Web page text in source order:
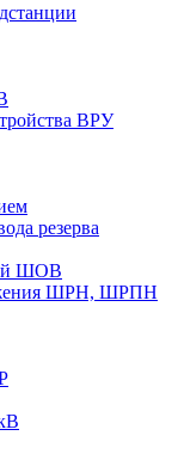
ВРУ
резерва
ШОВ
ШРН, ШРПН